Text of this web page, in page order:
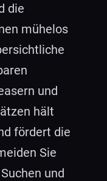
die
mühelos
und
hält
fördert die
Sie
und